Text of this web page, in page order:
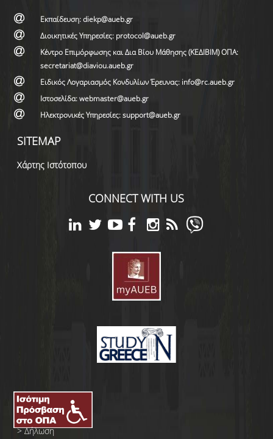
Εκπαίδευση: diekp@aueb.gr
Διοικητικές Υπηρεσίες: protocol@aueb.gr
Κέντρο Επιμόρφωσης και Δια Βίου Μάθησης (ΚΕΔΙΒΙΜ) ΟΠΑ:
secretariat@diaviou.aueb.gr
Ειδικός Λογαριασμός Κονδυλίων Έρευνας: info@rc.aueb.gr
Ιστοσελίδα: webmaster@aueb.gr
Ηλεκτρονικές Υπηρεσίες: support@aueb.gr
SITEMAP
Χάρτης Ιστότοπου
CONNECT WITH US
>Δήλωση